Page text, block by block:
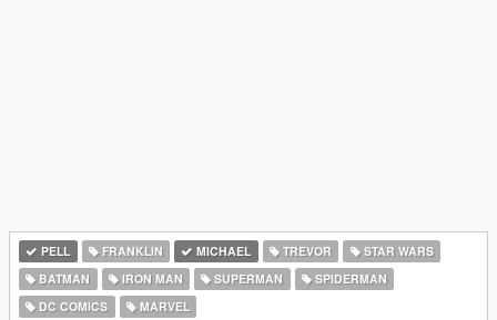
PELL FRANKLIN MICHAEL TREVOR
STAR WARS
BATMAN
IRON MAN SUPERMAN
SPIDERMAN
DC COMICS
MARVEL